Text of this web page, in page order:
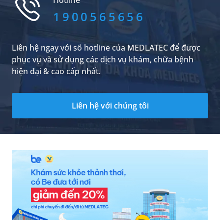
1900565656
Liên hệ ngay với số hotline của MEDLATEC để được
phục vụ và sử dụng các dịch vụ khám, chữa bệnh
hiện đại & cao cấp nhất.
Liên hệ với chúng tôi